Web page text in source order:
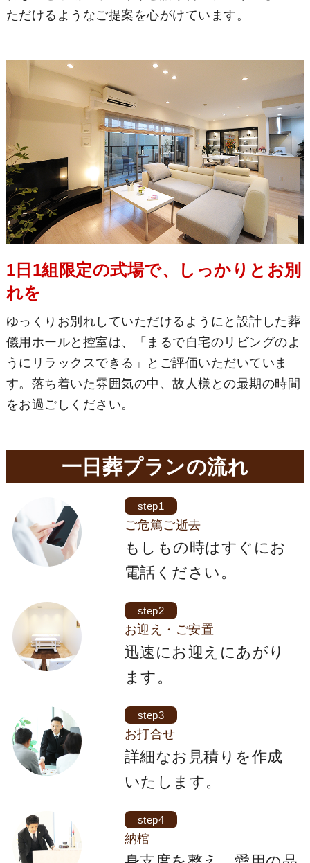
ただけるようなご提案を心がけています。
1日1組限定の式場で、しっかりとお別
れを
ゆっくりお別れしていただけるようにと設計した葬
儀用ホールと控室は、「まるで自宅のリビングのよ
うにリラックスできる」とご評価いただいていま
す。落ち着いた雰囲気の中、故人様との最期の時間
をお過ごしください。
一日葬プランの流れ
step1
ご危篤ご逝去
もしもの時はすぐにお
電話ください。
step2
お迎え・ご安置
迅速にお迎えにあがり
ます。
step3
お打合せ
詳細なお見積りを作成
いたします。
step4
納棺